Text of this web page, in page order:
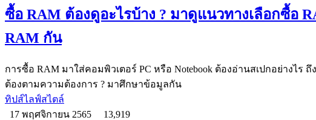
ซื้อ RAM ต้องดูอะไรบ้าง ? มาดูแนวทางเลือกซื้อ
RAM กัน
การซื้อ RAM มาใส่คอมพิวเตอร์ PC หรือ Notebook ต้องอ่านสเปกอย่างไร
ต้องตามความต้องการ ? มาศึกษาข้อมูลกัน
ทิปส์ไลฟ์สไตล์
17 พฤศจิกายน 2565
13,919